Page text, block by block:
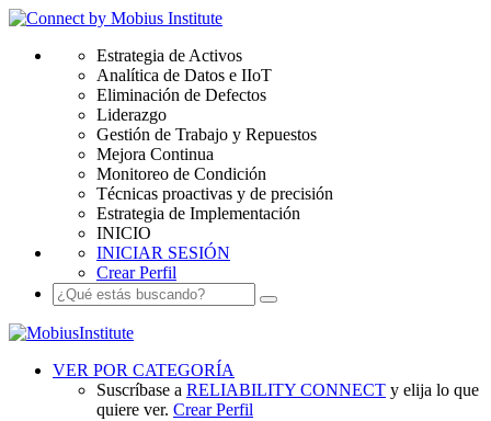
Estrategia de Activos
Analítica de Datos e IIoT
Eliminación de Defectos
Liderazgo
Gestión de Trabajo y Repuestos
Mejora Continua
Monitoreo de Condición
Técnicas proactivas y de precisión
Estrategia de Implementación
INICIO
INICIAR SESIÓN
Crear Perfil
VER POR CATEGORÍA
Suscríbase a RELIABILITY CONNECT y elija lo que
quiere ver. Crear Perfil